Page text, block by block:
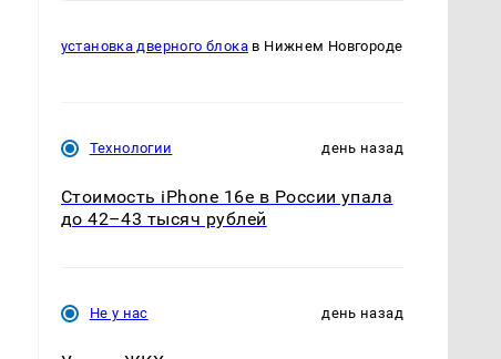
установка дверного блокав Нижнем Новгороде
Технологии день назад
Стоимость iPhone 16e в России упала
до 42–43 тысяч рублей
Не у нас день назад